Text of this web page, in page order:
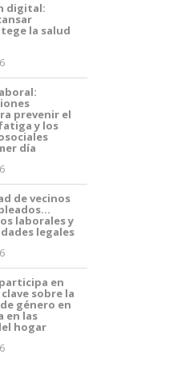
digital:
la salud
prevenir el
y los
día
de vecinos
laborales y
legales
en
sobre la
género en
en las
hogar